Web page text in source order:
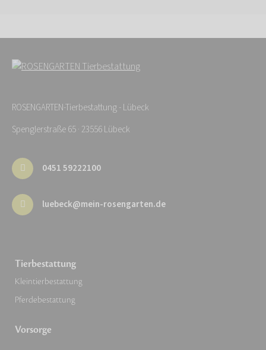
ROSENGARTEN-Tierbestattung - Lübeck
Spenglerstraße 65 · 23556 Lübeck
0451 59222100
luebeck@mein-rosengarten.de
Tierbestattung
Kleintierbestattung
Pferdebestattung
Vorsorge